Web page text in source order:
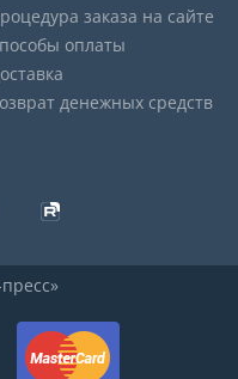
заказа на сайте
оплаты
денежных средств